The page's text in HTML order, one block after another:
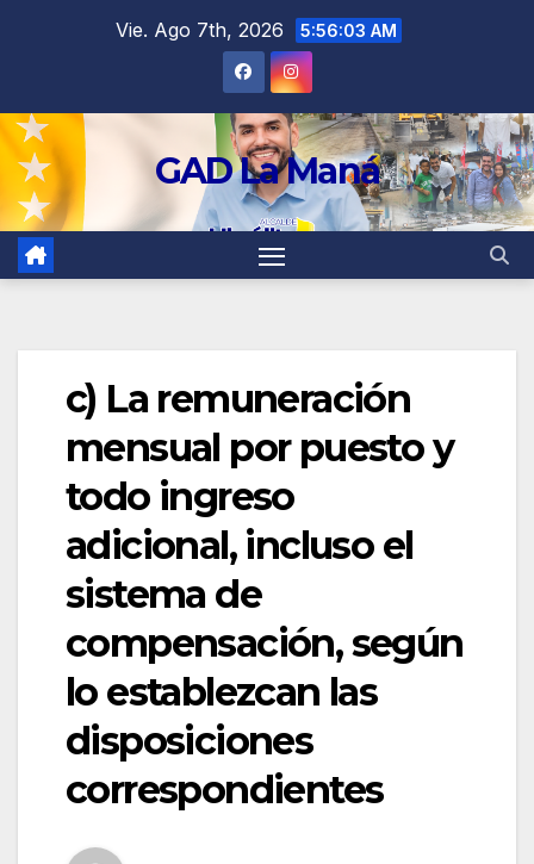
Vie. Ago 7th, 2026 5:56:03 AM
GAD La Maná
c) La remuneración
mensual por puesto y
todo ingreso
adicional, incluso el
sistema de
compensación, según
lo establezcan las
disposiciones
correspondientes